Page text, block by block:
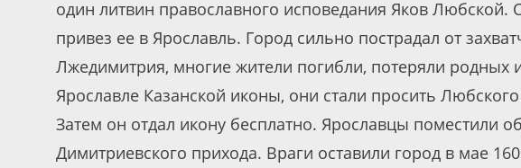
один литвин православного исповедания Яков
привез ее в Ярославль. Город сильно пострадал от
Лжедимитрия, многие жители погибли, потеряли родных
Ярославле Казанской иконы, они стали просить
Затем он отдал икону бесплатно. Ярославцы поместили
Димитриевского прихода. Враги оставили город в мае